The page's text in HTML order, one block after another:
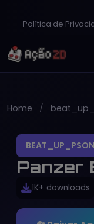
Política de
Home
Panzer
1K+ downloads